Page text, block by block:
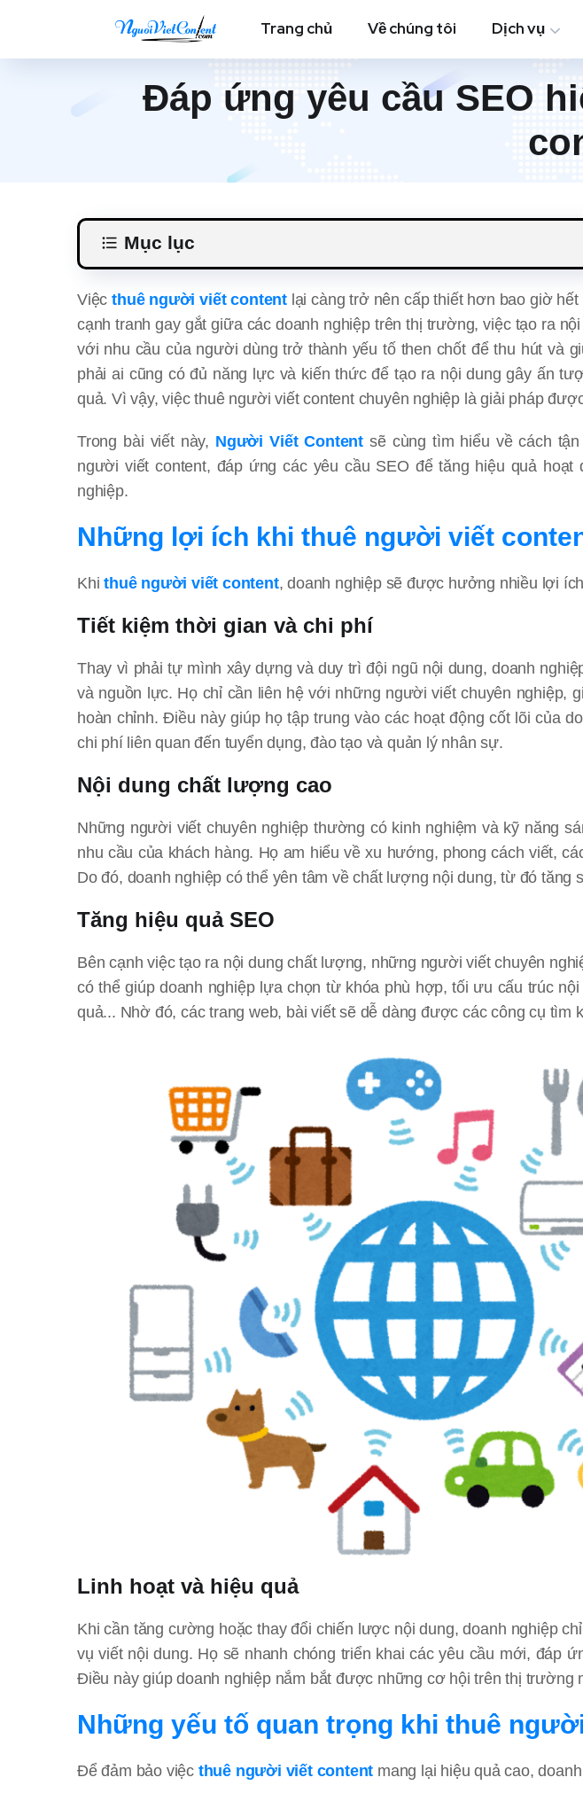
Trang chủ Về chúng tôi Dịch vụ
Đáp ứng yêu cầu SEO
Mục lục
Việcthuê người viết contentlại càng trở nên cấp thiết hơn bao giờ
cạnh tranh gay gắt giữa các doanh nghiệp trên thị trường, việc tạo ra
với nhu cầu của người dùng trở thành yếu tố then chốt để thu hút và
phải ai cũng có đủ năng lực và kiến thức để tạo ra nội dung gây ấn
quả. Vì vậy, việc thuê người viết content chuyên nghiệp là giải pháp
Trong bài viết này, Người Viết Content sẽ cùng tìm hiểu về cách
người viết content, đáp ứng các yêu cầu SEO để tăng hiệu quả hoạt
nghiệp.
Những lợi ích khi thuê người viết
Khithuê người viết content, doanh nghiệp sẽ được hưởng nhiều lợi
Tiết kiệm thời gian và chi phí
Thay vì phải tự mình xây dựng và duy trì đội ngũ nội dung, doanh
và nguồn lực. Họ chỉ cần liên hệ với những người viết chuyên nghiệp,
hoàn chỉnh. Điều này giúp họ tập trung vào các hoạt động cốt lõi của
chi phí liên quan đến tuyển dụng, đào tạo và quản lý nhân sự.
Nội dung chất lượng cao
Những người viết chuyên nghiệp thường có kinh nghiệm và kỹ năng
nhu cầu của khách hàng. Họ am hiểu về xu hướng, phong cách viết,
Do đó, doanh nghiệp có thể yên tâm về chất lượng nội dung, từ đó
Tăng hiệu quả SEO
Bên cạnh việc tạo ra nội dung chất lượng, những người viết chuyên
có thể giúp doanh nghiệp lựa chọn từ khóa phù hợp, tối ưu cấu trúc
quả... Nhờ đó, các trang web, bài viết sẽ dễ dàng được các công cụ tìm
Linh hoạt và hiệu quả
Khi cần tăng cường hoặc thay đổi chiến lược nội dung, doanh nghiệp
vụ viết nội dung. Họ sẽ nhanh chóng triển khai các yêu cầu mới, đáp
Điều này giúp doanh nghiệp nắm bắt được những cơ hội trên thị trường
Những yếu tố quan trọng khi thuê
Để đảm bảo việc thuê người viết content mang lại hiệu quả cao,